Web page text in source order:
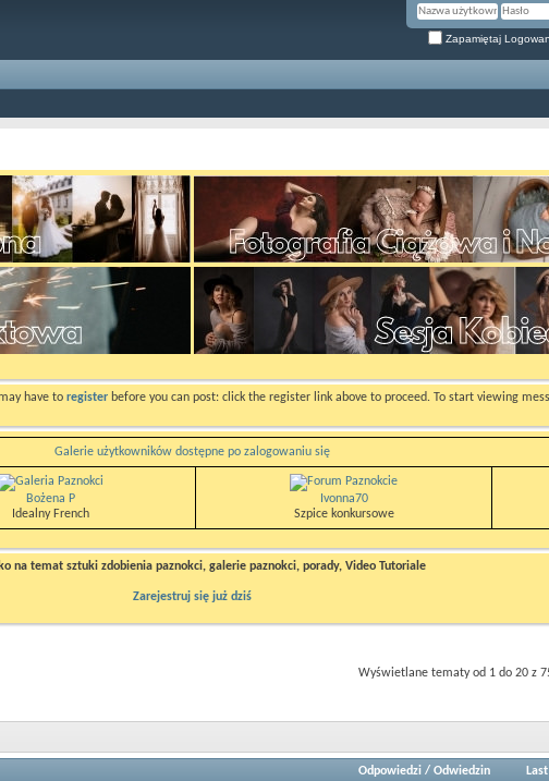
Zapamiętaj
have to register before you can post: click the register link above to proceed. To start viewing
Galerie użytkowników dostępne po zalogowaniu się
Bożena P
Idealny French
Ivonna70
Szpice konkursowe
na temat sztuki zdobienia paznokci, galerie paznokci, porady, Video Tutoriale
Zarejestruj się już dziś
Wyświetlane tematy od 1 do 20 z
Odpowiedzi/ Odwiedzin